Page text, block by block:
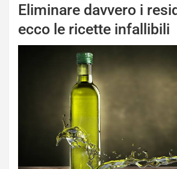
Eliminare davvero i
ecco le ricette infallibili